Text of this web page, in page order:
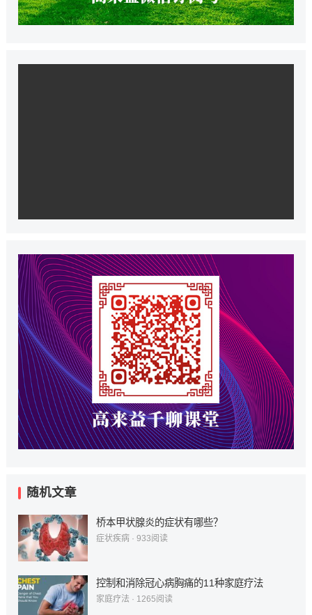
随机文章
桥本甲状腺炎的症状有哪些？
症状疾病· 933阅读
控制和消除冠心病胸痛的11种家庭疗法
家庭疗法 · 1265阅读